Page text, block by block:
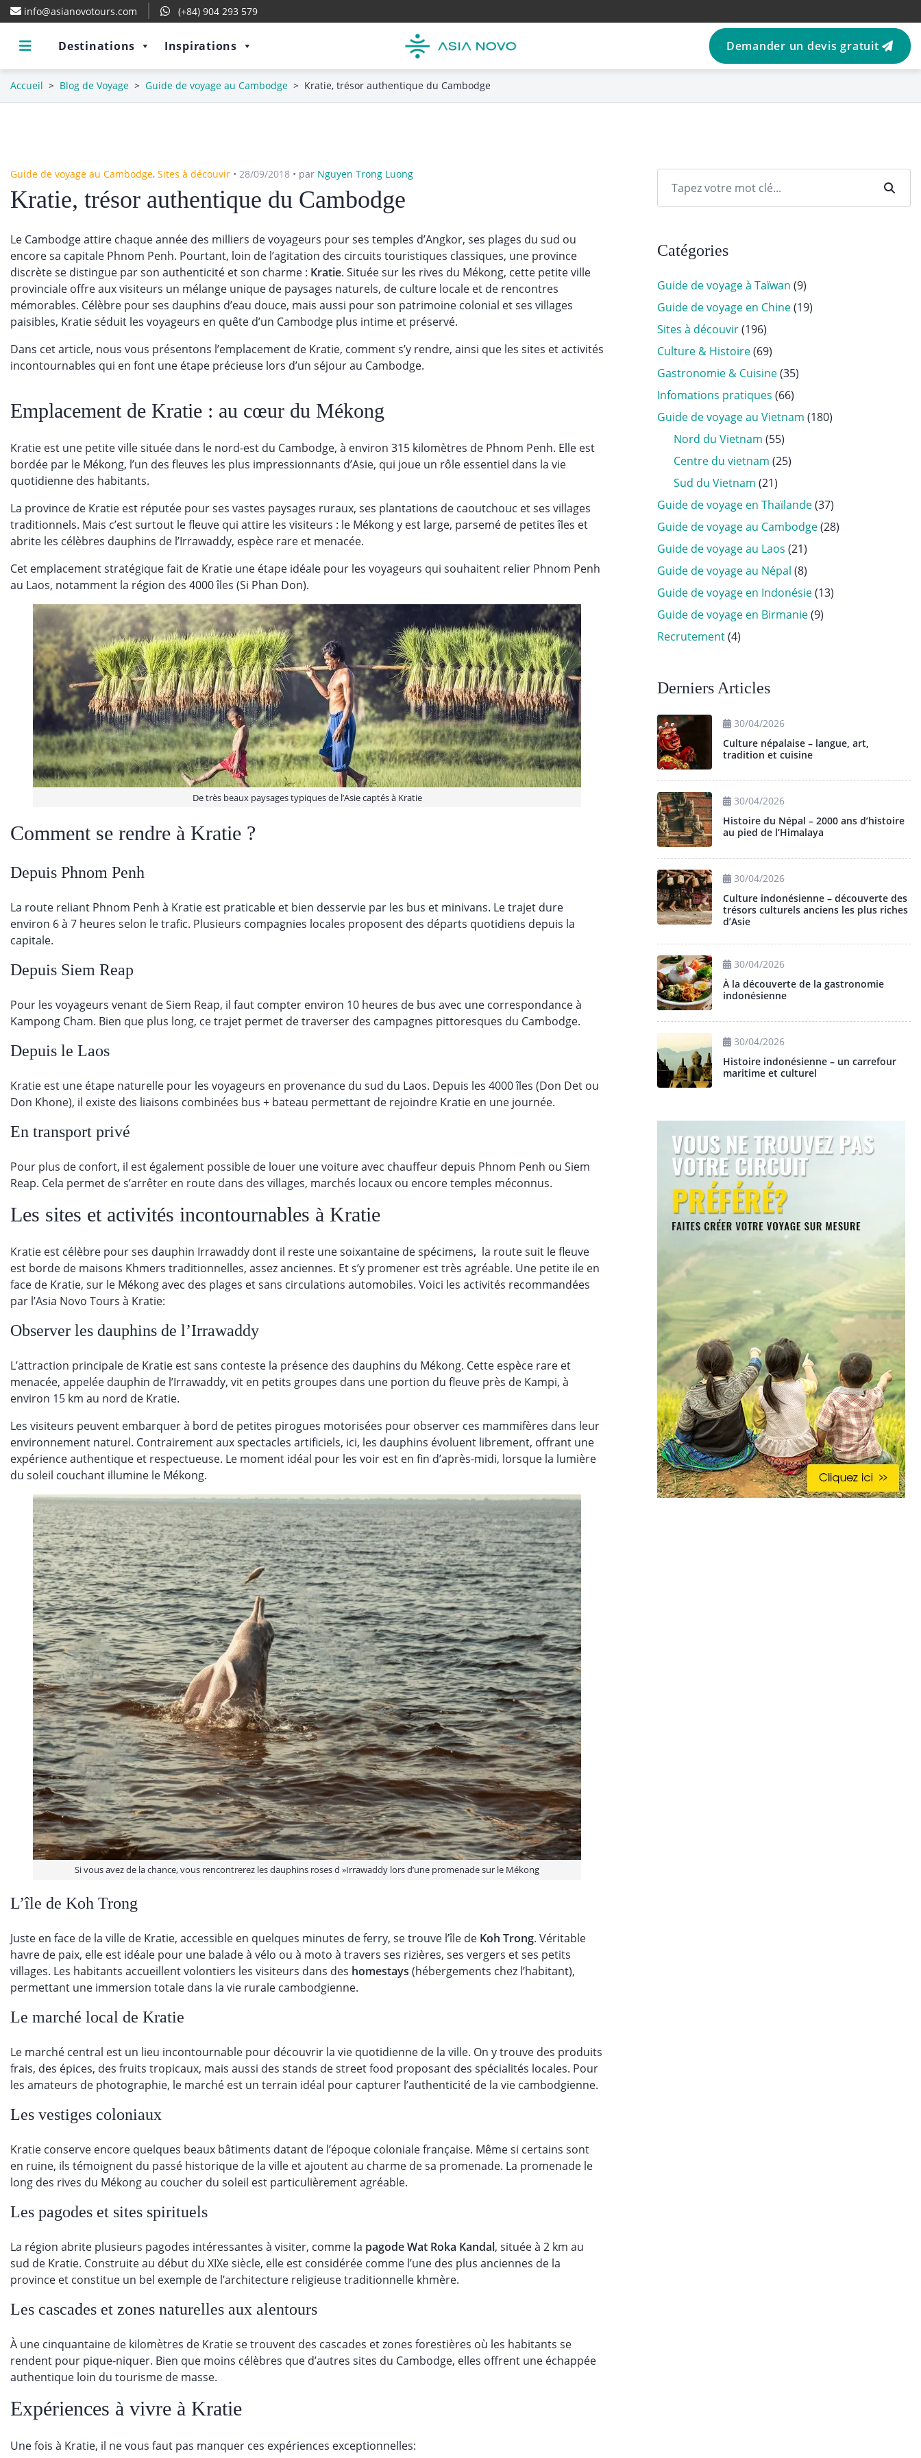
info@asianovotours.com (+84) 904 293 579
Destinations Inspirations Demander un devis gratuit
Accueil > Blog de Voyage > Guide de voyage au Cambodge > Kratie, trésor authentique du Cambodge
Guide de voyage au Cambodge, Sites à découvir • 28/09/2018 • par Nguyen Trong Luong
Kratie, trésor authentique du Cambodge
Le Cambodge attire chaque année des milliers de voyageurs pour ses temples d’Angkor, ses plages du sud ou
encore sa capitale Phnom Penh. Pourtant, loin de l’agitation des circuits touristiques classiques, une province
discrète se distingue par son authenticité et son charme : Kratie. Située sur les rives du Mékong, cette petite ville
provinciale offre aux visiteurs un mélange unique de paysages naturels, de culture locale et de rencontres
mémorables. Célèbre pour ses dauphins d’eau douce, mais aussi pour son patrimoine colonial et ses villages
paisibles, Kratie séduit les voyageurs en quête d’un Cambodge plus intime et préservé.
Dans cet article, nous vous présentons l’emplacement de Kratie, comment s’y rendre, ainsi que les sites et activités
incontournables qui en font une étape précieuse lors d’un séjour au Cambodge.
Emplacement de Kratie : au cœur du Mékong
Kratie est une petite ville située dans le nord-est du Cambodge, à environ 315 kilomètres de Phnom Penh. Elle est
bordée par le Mékong, l’un des fleuves les plus impressionnants d’Asie, qui joue un rôle essentiel dans la vie
quotidienne des habitants.
La province de Kratie est réputée pour ses vastes paysages ruraux, ses plantations de caoutchouc et ses villages
traditionnels. Mais c’est surtout le fleuve qui attire les visiteurs : le Mékong y est large, parsemé de petites îles et
abrite les célèbres dauphins de l’Irrawaddy, espèce rare et menacée.
Cet emplacement stratégique fait de Kratie une étape idéale pour les voyageurs qui souhaitent relier Phnom Penh
au Laos, notamment la région des 4000 îles (Si Phan Don).
De très beaux paysages typiques de l’Asie captés à Kratie
Comment se rendre à Kratie ?
Depuis Phnom Penh
La route reliant Phnom Penh à Kratie est praticable et bien desservie par les bus et minivans. Le trajet dure
environ 6 à 7 heures selon le trafic. Plusieurs compagnies locales proposent des départs quotidiens depuis la
capitale.
Depuis Siem Reap
Pour les voyageurs venant de Siem Reap, il faut compter environ 10 heures de bus avec une correspondance à
Kampong Cham. Bien que plus long, ce trajet permet de traverser des campagnes pittoresques du Cambodge.
Depuis le Laos
Kratie est une étape naturelle pour les voyageurs en provenance du sud du Laos. Depuis les 4000 îles (Don Det ou
Don Khone), il existe des liaisons combinées bus + bateau permettant de rejoindre Kratie en une journée.
En transport privé
Pour plus de confort, il est également possible de louer une voiture avec chauffeur depuis Phnom Penh ou Siem
Reap. Cela permet de s’arrêter en route dans des villages, marchés locaux ou encore temples méconnus.
Les sites et activités incontournables à Kratie
Kratie est célèbre pour ses dauphin Irrawaddy dont il reste une soixantaine despécimens, la route suit le fleuve
est borde de maisons Khmers traditionnelles, assez anciennes. Et s’y promener est très agréable. Une petite ile en
face de Kratie, sur le Mékong avec des plages et sans circulations automobiles. Voici les activités recommandées
par l’Asia Novo Tours à Kratie:
Observer les dauphins de l’Irrawaddy
L’attraction principale de Kratie est sans conteste la présence des dauphins du Mékong. Cette espèce rare et
menacée, appelée dauphin de l’Irrawaddy, vit en petits groupes dans une portion du fleuve près de Kampi, à
environ 15 km au nord de Kratie.
Les visiteurs peuvent embarquer à bord de petites pirogues motorisées pour observer ces mammifères dans leur
environnement naturel. Contrairement aux spectacles artificiels, ici, les dauphins évoluent librement, offrant une
expérience authentique et respectueuse. Le moment idéal pour les voir est en fin d’après-midi, lorsque la lumière
du soleil couchant illumine le Mékong.
Si vous avez de la chance, vous rencontrerez les dauphins roses d »Irrawaddy lors d’une promenade sur le Mékong
L’île de Koh Trong
Juste en face de la ville de Kratie, accessible en quelques minutes de ferry, se trouve l’île de Koh Trong. Véritable
havre de paix, elle est idéale pour une balade à vélo ou à moto à travers ses rizières, ses vergers et ses petits
villages. Les habitants accueillent volontiers les visiteurs dans des homestays (hébergements chez l’habitant),
permettant une immersion totale dans la vie rurale cambodgienne.
Le marché local de Kratie
Le marché central est un lieu incontournable pour découvrir la vie quotidienne de la ville. On y trouve des produits
frais, des épices, des fruits tropicaux, mais aussi des stands de street food proposant des spécialités locales. Pour
les amateurs de photographie, le marché est un terrain idéal pour capturer l’authenticité de la vie cambodgienne.
Les vestiges coloniaux
Kratie conserve encore quelques beaux bâtiments datant de l’époque coloniale française. Même si certains sont
en ruine, ils témoignent du passé historique de la ville et ajoutent au charme de sa promenade. La promenade le
long des rives du Mékong au coucher du soleil est particulièrement agréable.
Les pagodes et sites spirituels
La région abrite plusieurs pagodes intéressantes à visiter, comme la pagode Wat Roka Kandal, située à 2 km au
sud de Kratie. Construite au début du XIXe siècle, elle est considérée comme l’une des plus anciennes de la
province et constitue un bel exemple de l’architecture religieuse traditionnelle khmère.
Les cascades et zones naturelles aux alentours
À une cinquantaine de kilomètres de Kratie se trouvent des cascades et zones forestières où les habitants se
rendent pour pique-niquer. Bien que moins célèbres que d’autres sites du Cambodge, elles offrent une échappée
authentique loin du tourisme de masse.
Expériences à vivre à Kratie
Une fois à Kratie, il ne vous faut pas manquer ces expériences exceptionnelles:
Catégories
Guide de voyage à Taïwan (9)
Guide de voyage en Chine(19)
Sites à découvir(196)
Culture & Histoire(69)
Gastronomie & Cuisine(35)
Infomations pratiques (66)
Guide de voyage au Vietnam (180)
Nord du Vietnam (55)
Centre du vietnam (25)
Sud du Vietnam (21)
Guide de voyage en Thaïlande(37)
Guide de voyage au Cambodge(28)
Guide de voyage au Laos (21)
Guide de voyage au Népal (8)
Guide de voyage en Indonésie(13)
Guide de voyage en Birmanie(9)
Recrutement(4)
Derniers Articles
30/04/2026
Culture népalaise – langue, art,
tradition et cuisine
30/04/2026
Histoire du Népal – 2000 ans d’histoire
au pied de l’Himalaya
30/04/2026
Culture indonésienne – découverte des
trésors culturels anciens les plus riches
d’Asie
30/04/2026
À la découverte de la gastronomie
indonésienne
30/04/2026
Histoire indonésienne – un carrefour
maritime et culturel